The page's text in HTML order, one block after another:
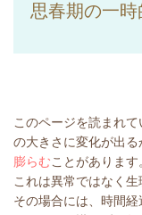
思春期の一
このページを読まれ
の大きさに変化が出る
膨らむことがあります
これは異常ではなく生
その場合には、時間